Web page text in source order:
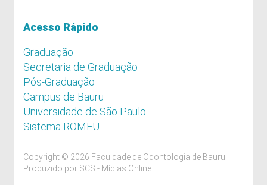
Acesso Rápido
Graduação
Secretaria de Graduação
Pós-Graduação
Campus de Bauru
Universidade de São Paulo
Sistema ROMEU
Copyright © 2026 Faculdade de Odontologia de Bauru |
Produzido por SCS - Mídias Online